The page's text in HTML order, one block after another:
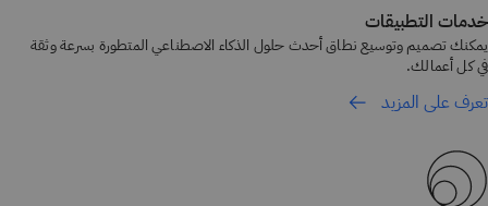
خدمات التطبيقات
يمكنك تصميم وتوسيع نطاق أحدث حلول الذكاء الاصطناعي المتطورة بسرعة وثقة
في كل أعمالك.
تعرف على المزيد